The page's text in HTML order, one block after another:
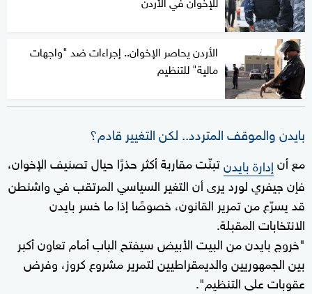
الأردن يحاصر الإخوان.. إجراءات ضد "واجهات
مالية" للتنظيم
بايدن والموقف المتردد.. لكن التغيير قادم؟
مع أنإدارة بايدنتبنّت مقاربة أكثر حذرًا حيال تصنيف الإخوان،
فإن جيفري لورد يرى أن التغير السياسي المرتقب في واشنطن
قد يسرّع من تمرير القانون، خصوصًا إذا ما خسر بايدن
الانتخابات المقبلة.
"خروج بايدن من البيت الأبيض سيفتح الباب أمام تعاون أكبر
بين الجمهوريين والديمقراطيين لتمرير مشروع كروز، وفرض
عقوبات على التنظيم".